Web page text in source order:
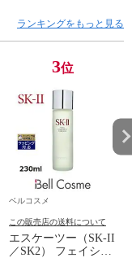
ランキングをもっと見る
3位
ベルコスメ
この販売店の送料について
エスケーツー（SK-II
／SK2） フェイシャ